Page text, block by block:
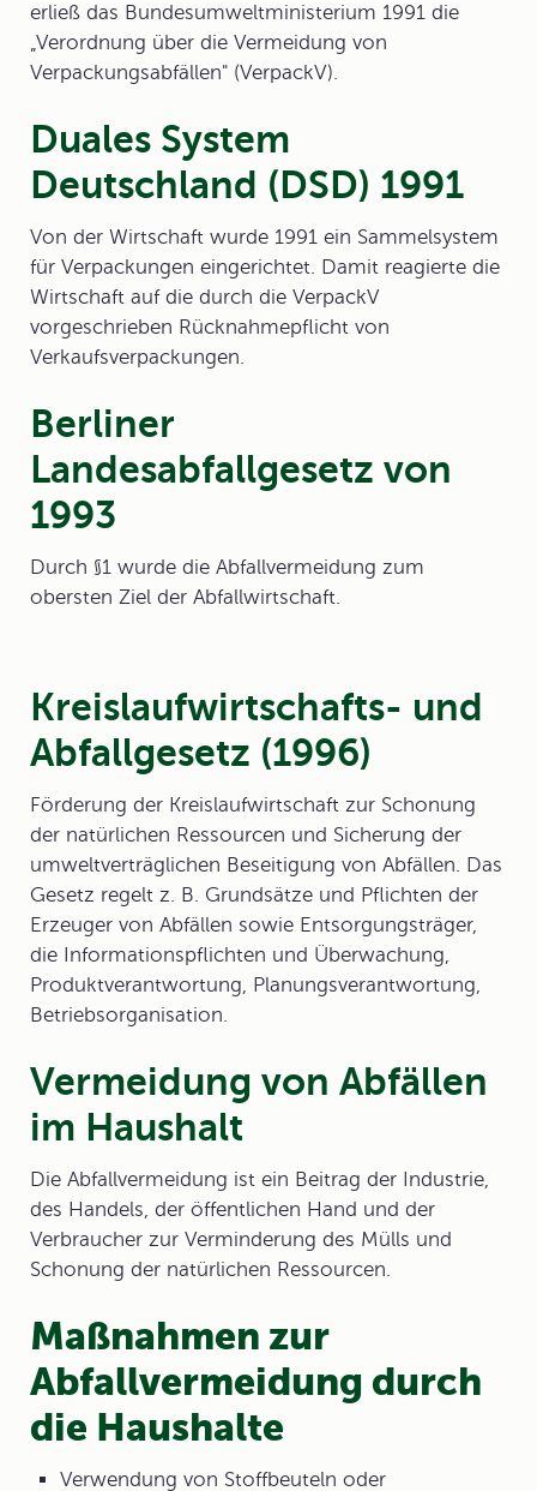
erließ das Bundesumweltministerium 1991 die
„Verordnung über die Vermeidung von
Verpackungsabfällen" (VerpackV).
Duales System
Deutschland (DSD) 1991
Von der Wirtschaft wurde 1991 ein Sammelsystem
für Verpackungen eingerichtet. Damit reagierte die
Wirtschaft auf die durch die VerpackV
vorgeschrieben Rücknahmepflicht von
Verkaufsverpackungen.
Berliner
Landesabfallgesetz von
1993
Durch §1 wurde die Abfallvermeidung zum
obersten Ziel der Abfallwirtschaft.
Kreislaufwirtschafts- und
Abfallgesetz (1996)
Förderung der Kreislaufwirtschaft zur Schonung
der natürlichen Ressourcen und Sicherung der
umweltverträglichen Beseitigung von Abfällen. Das
Gesetz regelt z. B. Grundsätze und Pflichten der
Erzeuger von Abfällen sowie Entsorgungsträger,
die Informationspflichten und Überwachung,
Produktverantwortung, Planungsverantwortung,
Betriebsorganisation.
Vermeidung von Abfällen
im Haushalt
Die Abfallvermeidung ist ein Beitrag der Industrie,
des Handels, der öffentlichen Hand und der
Verbraucher zur Verminderung des Mülls und
Schonung der natürlichen Ressourcen.
Maßnahmen zur
Abfallvermeidung durch
die Haushalte
Verwendung von Stoffbeuteln oder